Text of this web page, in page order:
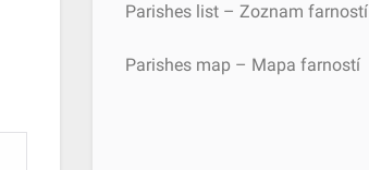
Parishes list – Zoznam farností
Parishes map – Mapa farností